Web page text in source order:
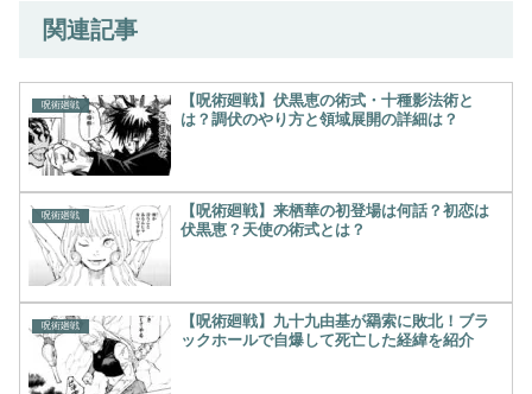
関連記事
呪術廻戦
【呪術廻戦】伏黒恵の術式・十種影法術と
は？調伏のやり方と領域展開の詳細は？
呪術廻戦
【呪術廻戦】来栖華の初登場は何話？初恋は
伏黒恵？天使の術式とは？
呪術廻戦
【呪術廻戦】九十九由基が羂索に敗北！ブラ
ックホールで自爆して死亡した経緯を紹介